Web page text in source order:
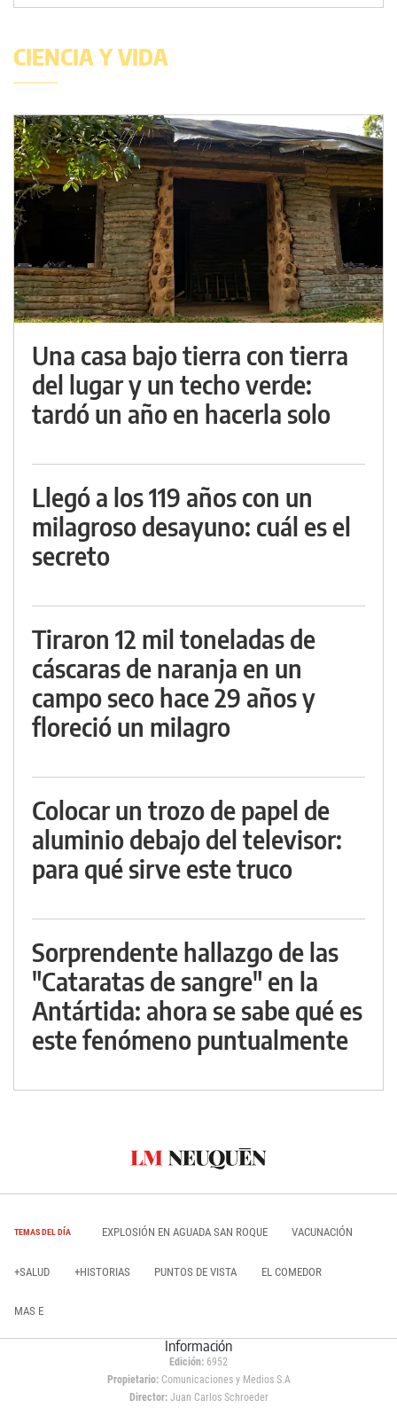
CIENCIA Y VIDA
Una casa bajo tierra con tierra
del lugar y un techo verde:
tardó un año en hacerla solo
Llegó a los 119 años con un
milagroso desayuno: cuál es el
secreto
Tiraron 12 mil toneladas de
cáscaras de naranja en un
campo seco hace 29 años y
floreció un milagro
Colocar un trozo de papel de
aluminio debajo del televisor:
para qué sirve este truco
Sorprendente hallazgo de las
"Cataratas de sangre" en la
Antártida: ahora se sabe qué es
este fenómeno puntualmente
TEMAS DEL DÍA EXPLOSIÓN EN AGUADA SAN ROQUE VACUNACIÓN
+SALUD +HISTORIAS PUNTOS DE VISTA EL COMEDOR
MAS E
Información
Edición: 6952
Propietario:Comunicaciones y Medios S.A
Director: Juan Carlos Schroeder